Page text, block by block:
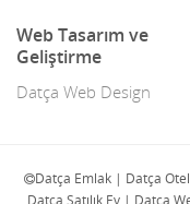
Doğa Turları
Web Tasarım ve
Geliştirme
Datça Web Design
Datça Emlak | Datça
Datça Satılık Ev | Datça